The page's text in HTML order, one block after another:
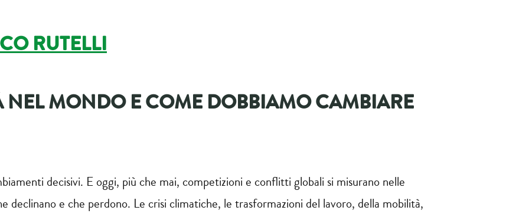
RUTELLI
MONDO E COME DOBBIAMO CAMBIARE
decisivi. E oggi, più che mai, competizioni e conflitti globali si misurano nelle
declinano e che perdono. Le crisi climatiche, le trasformazioni del lavoro, della mobilità,